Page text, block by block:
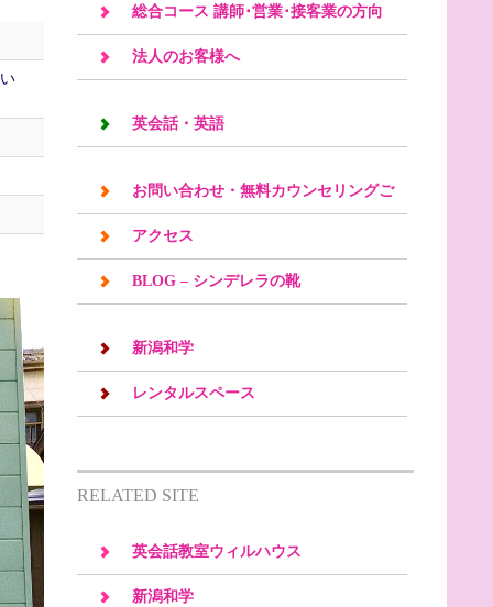
総合コース 講師･営業･接客業の方向
け
法人のお客様へ
英会話・英語
お問い合わせ・無料カウンセリングご
予約
アクセス
BLOG – シンデレラの靴
新潟和学
レンタルスペース
RELATED SITE
英会話教室ウィルハウス
新潟和学